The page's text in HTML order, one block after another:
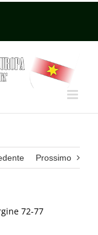
Prossimo
72-77